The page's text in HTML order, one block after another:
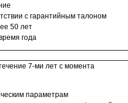
с гарантийным талоном
50 лет
года
7-ми лет с момента
параметрам